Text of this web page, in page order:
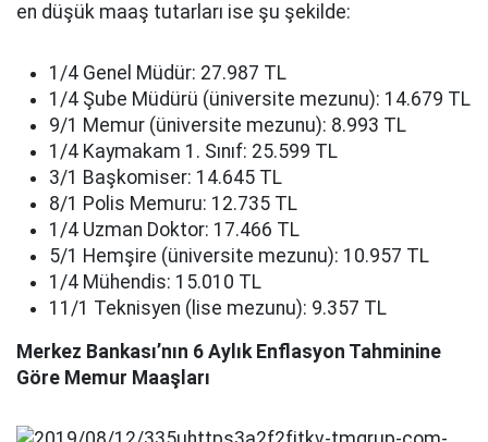
en düşük maaş tutarları ise şu şekilde:
1/4 Genel Müdür: 27.987 TL
1/4 Şube Müdürü (üniversite mezunu): 14.679 TL
9/1 Memur (üniversite mezunu): 8.993 TL
1/4 Kaymakam 1. Sınıf: 25.599 TL
3/1 Başkomiser: 14.645 TL
8/1 Polis Memuru: 12.735 TL
1/4 Uzman Doktor: 17.466 TL
5/1 Hemşire (üniversite mezunu): 10.957 TL
1/4 Mühendis: 15.010 TL
11/1 Teknisyen (lise mezunu): 9.357 TL
Merkez Bankası’nın 6 Aylık Enflasyon Tahminine
Göre Memur Maaşları